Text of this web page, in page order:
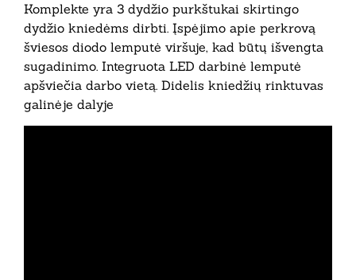
Komplekte yra 3 dydžio purkštukai skirtingo
dydžio kniedėms dirbti. Įspėjimo apie perkrovą
šviesos diodo lemputė viršuje, kad būtų išvengta
sugadinimo. Integruota LED darbinė lemputė
apšviečia darbo vietą. Didelis kniedžių rinktuvas
galinėje dalyje